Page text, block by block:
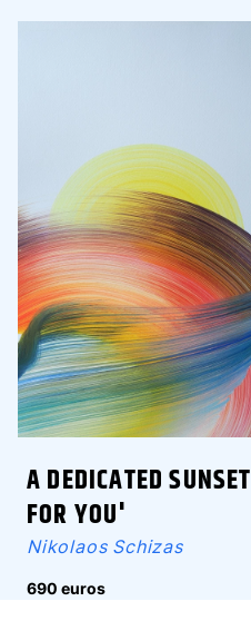
A DEDICATED SUNSET
FOR YOU'
Nikolaos Schizas
690 euros